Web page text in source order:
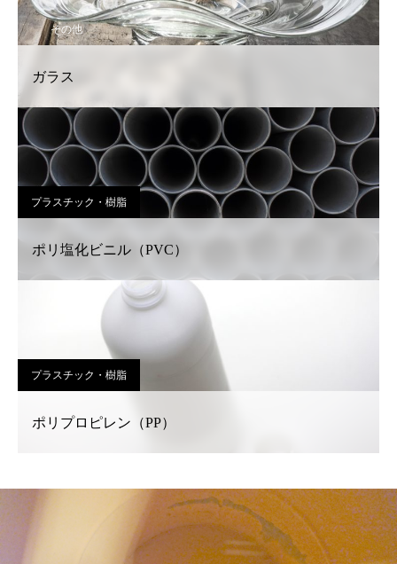
その他
ガラス
プラスチック・樹脂
ポリ塩化ビニル（PVC）
プラスチック・樹脂
ポリプロピレン（PP）